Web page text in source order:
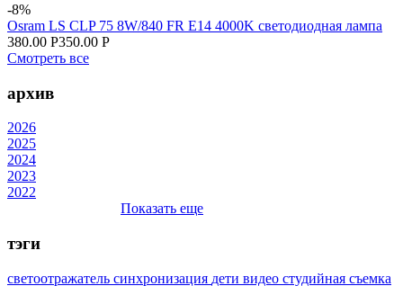
-8%
Osram LS CLP 75 8W/840 FR E14 4000K светодиодная лампа
380.00 Р350.00 Р
Смотреть все
архив
2026
2025
2024
2023
2022
Показать еще
тэги
светоотражатель синхронизация дети видео студийная съемка